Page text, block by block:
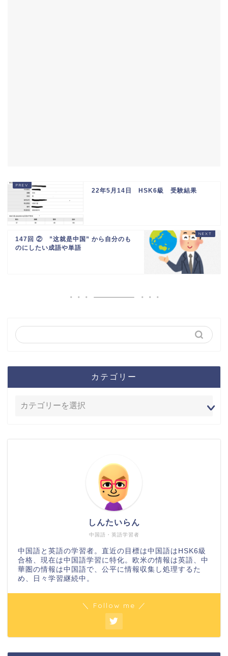
22年5月14日 HSK6級 受験結果
147回 ② ”这就是中国” から自分のも
のにしたい成語や単語
カテゴリー
中国語・英語学習者
しんたいらん
中国語と英語の学習者。直近の目標は中国語はHSK6級
合格、現在は中国語学習に特化。欧米の情報は英語、中
華圏の情報は中国語で、公平に情報収集し処理するた
め、日々学習継続中。
＼ Follow me ／